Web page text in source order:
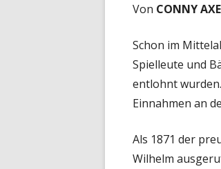
Von CONNY
Schon im
Spielleute und
entlohnt
Einnahmen an
Als 1871 der
Wilhelm